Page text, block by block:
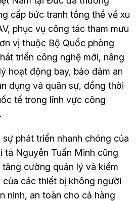
cấp bức tranh tổng thể về xu
phục vụ công tác tham mưu
vị thuộc Bộ Quốc phòng
triển công nghệ mới, nâng
hoạt động bay, bảo đảm an
dụng và quân sự, đồng thời
tế trong lĩnh vực công
phát triển nhanh chóng của
tá Nguyễn Tuấn Minh cũng
tăng cường quản lý và kiểm
các thiết bị không người
ninh, an toàn cho cả hàng